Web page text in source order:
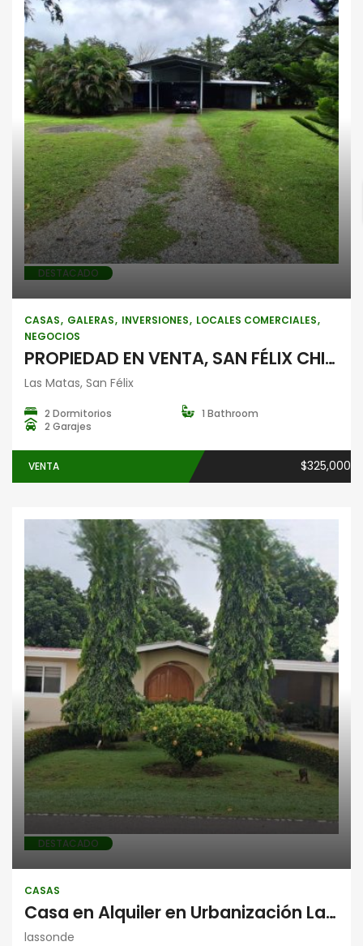
CasasGalerasInversiones
Locales comercialesNegocios
DESTACADO
CASAS GALERAS INVERSIONES LOCALES COMERCIALES
NEGOCIOS
PROPIEDAD EN VENTA, SAN FÉLIX CHIRIQUÍ
Las Matas, San Félix
2 Dormitorios
1 Bathroom
2 Garajes
VENTA $325,000
Casas
DESTACADO
CASAS
Casa en Alquiler en Urbanización La Lassonde, David, Chiriquí
lassonde